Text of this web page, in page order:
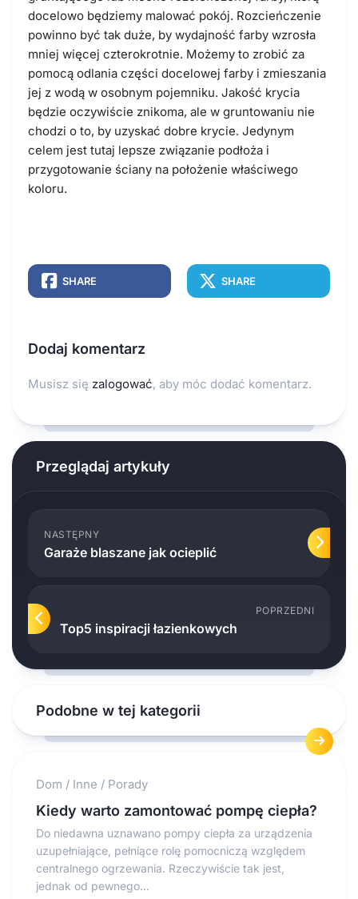
docelowo będziemy malować pokój. Rozcieńczenie
powinno być tak duże, by wydajność farby wzrosła
mniej więcej czterokrotnie. Możemy to zrobić za
pomocą odlania części docelowej farby i zmieszania
jej z wodą w osobnym pojemniku. Jakość krycia
będzie oczywiście znikoma, ale w gruntowaniu nie
chodzi o to, by uzyskać dobre krycie. Jedynym
celem jest tutaj lepsze związanie podłoża i
przygotowanie ściany na położenie właściwego
koloru.
SHARE SHARE
Dodaj komentarz
Musisz się zalogować, aby móc dodać komentarz.
Przeglądaj artykuły
NASTĘPNY
Garaże blaszane jak ocieplić
POPRZEDNI
Top5 inspiracji łazienkowych
Podobne w tej kategorii
Dom / Inne / Porady
Kiedy warto zamontować pompę ciepła?
Do niedawna uznawano pompy ciepła za urządzenia
uzupełniające, pełniące rolę pomocniczą względem
centralnego ogrzewania. Rzeczywiście tak jest,
jednak od pewnego...